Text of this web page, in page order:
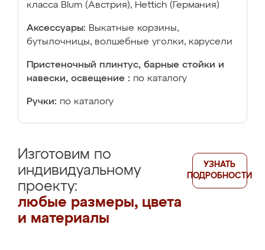
класса Blum (Австрия), Hettich (Германия)
Аксессуары: Выкатные корзины,
бутылочницы, волшебные уголки, карусели
Пристеночный плинтус, барные стойки и
навески, освещение : по каталогу
Ручки: по каталогу
Изготовим по
индивидуальному
проекту:
любые размеры, цвета
и материалы
УЗНАТЬ
ПОДРОБНОСТИ